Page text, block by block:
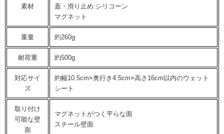
素材
蓋・滑り止め:シリコーン
マグネット
重量 約260g
耐荷重 約500g
対応サイ
ズ
約幅10.5cm×奥行き4.5cm×高さ16cm以内のウェット
シート
取り付け
可能な壁
面
マグネットがつく平らな面
スチール壁面